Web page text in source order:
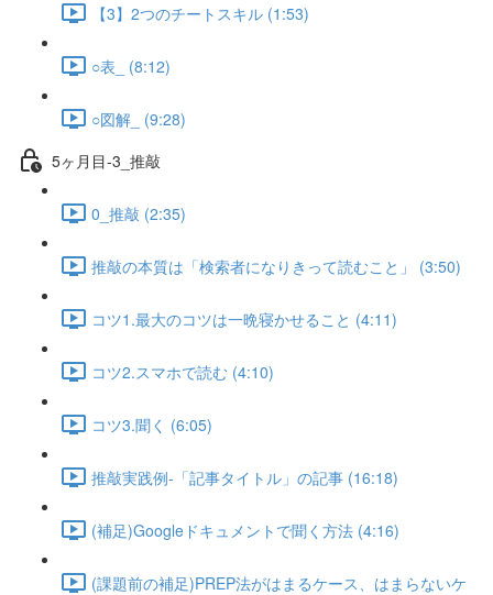
【3】2つのチートスキル (1:53)
○表_ (8:12)
○図解_ (9:28)
5ヶ月目-3_推敲
0_推敲 (2:35)
推敲の本質は「検索者になりきって読むこと」 (3:50)
コツ1.最大のコツは一晩寝かせること (4:11)
コツ2.スマホで読む (4:10)
コツ3.聞く (6:05)
推敲実践例-「記事タイトル」の記事 (16:18)
(補足)Googleドキュメントで聞く方法 (4:16)
(課題前の補足)PREP法がはまるケース、はまらないケ